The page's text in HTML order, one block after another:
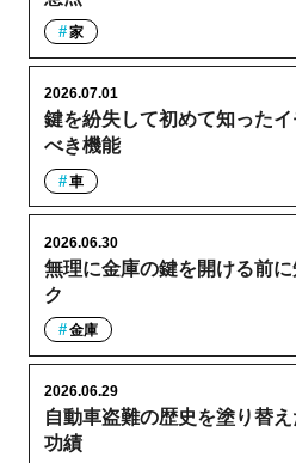
家
鍵を紛失して初めて知ったイ
べき機能
2026.07.01
車
無理に金庫の鍵を開ける前
ク
2026.06.30
金庫
自動車盗難の歴史を塗り替
功績
2026.06.29